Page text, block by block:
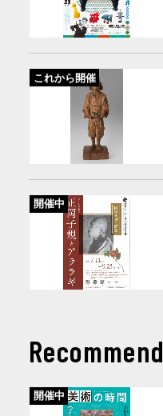
これから開催
開催中
Recommend
開催中